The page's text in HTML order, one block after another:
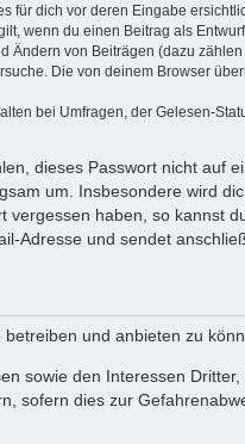
für dich vor deren Eingabe
wenn du einen Beitrag als
Ändern von Beiträgen (dazu
Die von deinem Browser
bei Umfragen, der Gelesen-
dieses Passwort nicht auf
um. Insbesondere wird
haben, so kannst
Adresse und sendet
und anbieten zu
sowie den Interessen
sofern dies zur